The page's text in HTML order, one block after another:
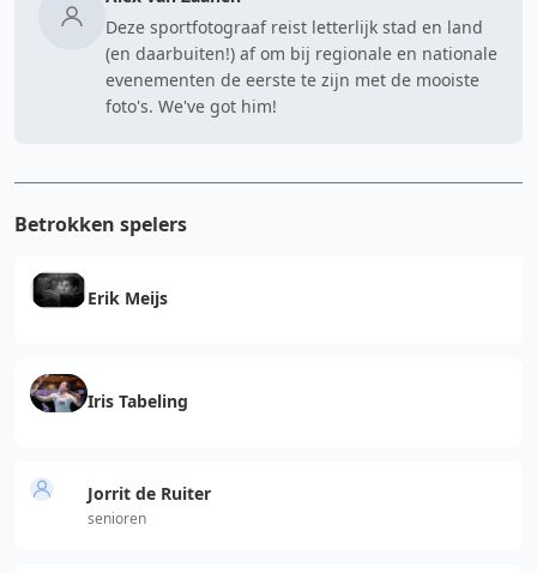
Deze sportfotograaf reist letterlijk stad en land
(en daarbuiten!) af om bij regionale en nationale
evenementen de eerste te zijn met de mooiste
foto's. We've got him!
Betrokken spelers
Erik Meijs
Iris Tabeling
Jorrit de Ruiter
senioren